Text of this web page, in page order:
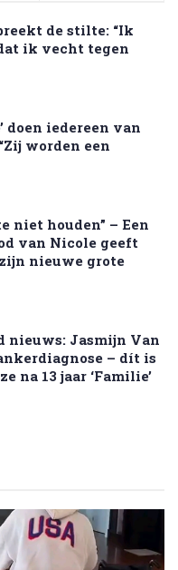
de stilte: “Ik
ik vecht tegen
doen iedereen van
worden een
niet houden” – Een
van Nicole geeft
nieuwe grote
nieuws: Jasmijn Van
– dít is
na 13 jaar ‘Familie’